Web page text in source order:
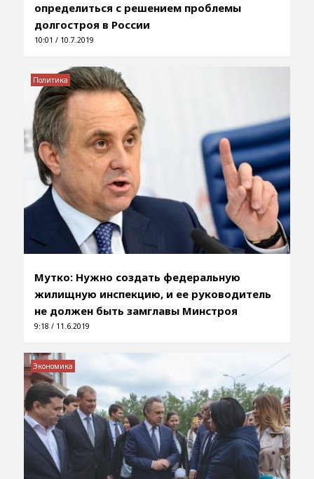
определиться с решением проблемы
долгостроя в России
10:01 / 10.7.2019
Мутко: Нужно создать федеральную
жилищную инспекцию, и ее руководитель
не должен быть замглавы Минстроя
9:18 / 11.6.2019
Политика
Экономика